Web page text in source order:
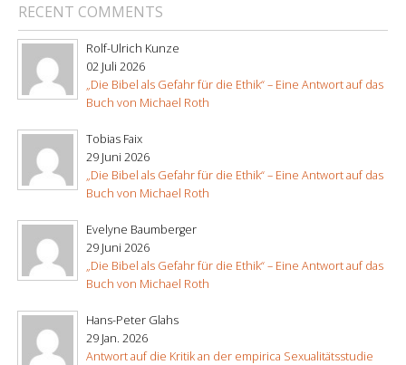
RECENT COMMENTS
Rolf-Ulrich Kunze
02 Juli 2026
„Die Bibel als Gefahr für die Ethik“ – Eine Antwort auf das
Buch von Michael Roth
Tobias Faix
29 Juni 2026
„Die Bibel als Gefahr für die Ethik“ – Eine Antwort auf das
Buch von Michael Roth
Evelyne Baumberger
29 Juni 2026
„Die Bibel als Gefahr für die Ethik“ – Eine Antwort auf das
Buch von Michael Roth
Hans-Peter Glahs
29 Jan. 2026
Antwort auf die Kritik an der empirica Sexualitätsstudie